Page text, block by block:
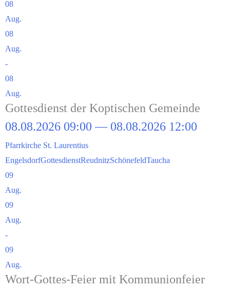
08
Aug.
08
Aug.
-
08
Aug.
Got­tes­dienst der Kop­ti­schen Gemeinde
08.08.2026 09:00 — 08.08.2026 12:00
Pfarr­kir­che St. Laurentius
Engels­dorfGot­tes­dienstReud­nitzSchö­ne­feldTau­cha
09
Aug.
09
Aug.
-
09
Aug.
Wort-Got­­tes-Fei­er mit Kommunionfeier